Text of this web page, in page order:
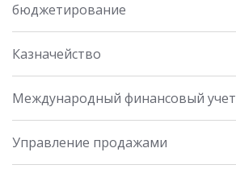
бюджетирование
Казначейство
Международный финансовый учет
Управление продажами